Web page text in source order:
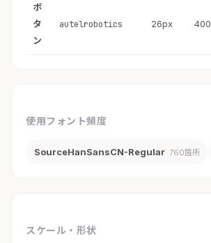
ボ
タ
ン
autelrobotics 26px 400
使用フォント頻度
SourceHanSansCN-Regular 760箇所
スケール・形状